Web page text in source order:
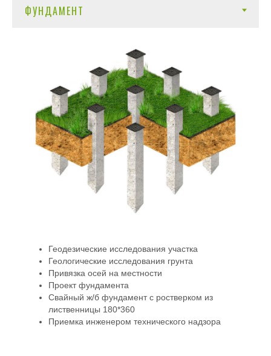
Геодезические исследования участка
Геологические исследования грунта
Привязка осей на местности
Проект фундамента
Свайный ж/б фундамент с ростверком из
лиственницы 180*360
Приемка инженером технического надзора